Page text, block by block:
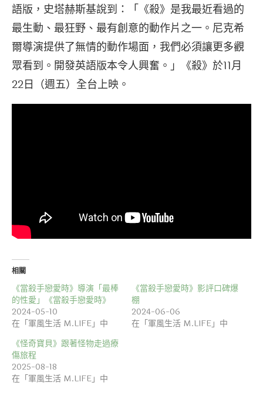
語版，史塔赫斯基說到：「《殺》是我最近看過的
最生動、最狂野、最有創意的動作片之一。尼克希
爾導演提供了無情的動作場面，我們必須讓更多觀
眾看到。開發英語版本令人興奮。」《殺》於11月
22日（週五）全台上映。
相關
《當殺手戀愛時》導演「最棒
的性愛」《當殺手戀愛時》
2024-05-10
在「軍風生活 M.LIFE」中
《當殺手戀愛時》影評口碑爆
棚
2024-06-06
在「軍風生活 M.LIFE」中
《怪奇寶貝》跟著怪物走過療
傷旅程
2025-08-18
在「軍風生活 M.LIFE」中